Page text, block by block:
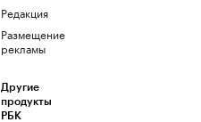
Редакция
Размещение
рекламы
Другие
продукты
РБК